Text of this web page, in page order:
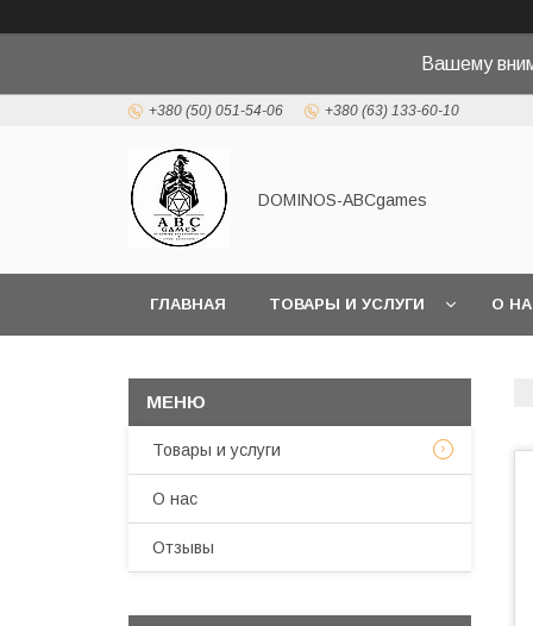
Вашему
+380 (50) 051-54-06 +380 (63) 133-60-10
DOMINOS-ABCgames
ГЛАВНАЯ ТОВАРЫ И УСЛУГИ О
Товары и услуги
О нас
Отзывы